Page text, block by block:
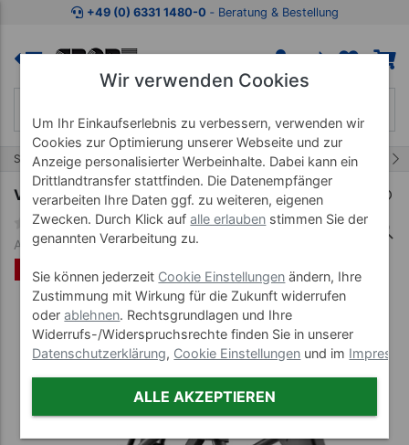
Zum Kaufbereich springen Zur Produktbeschreibung
+49 (0) 6331 1480-0 ‐ Beratung & Bestellung
Start Fitnessgeräte Crosstrainer 15/20
Vision Fitness Elliptical Ergometer S60
Art-Nr. 22484
%
Wir verwenden Cookies
Um Ihr Einkaufserlebnis zu verbessern, verwenden wir
Cookies zur Optimierung unserer Webseite und zur
Anzeige personalisierter Werbeinhalte. Dabei kann ein
Drittlandtransfer stattfinden. Die Datenempfänger
verarbeiten Ihre Daten ggf. zu weiteren, eigenen
Zwecken. Durch Klick aufalle erlauben stimmen Sie der
genannten Verarbeitung zu.
Sie können jederzeit Cookie Einstellungen ändern, Ihre
Zustimmung mit Wirkung für die Zukunft widerrufen
oderablehnen. Rechtsgrundlagen und Ihre
Widerrufs-/Widerspruchsrechte finden Sie in unserer
Datenschutzerklärung, Cookie Einstellungen und im
ALLE AKZEPTIEREN